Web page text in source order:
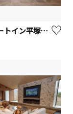
ホテルルートイン平塚駅北口